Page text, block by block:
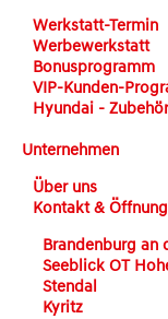
Werkstatt-Termin
Werbewerkstatt
Bonusprogramm
VIP-Kunden-
Hyundai -
Unternehmen
Über uns
Kontakt &
Brandenburg an
Seeblick OT
Stendal
Kyritz